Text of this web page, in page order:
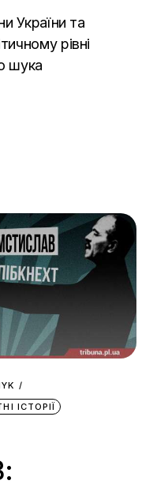
України та
рівні
шука
ІСТОРІЇ